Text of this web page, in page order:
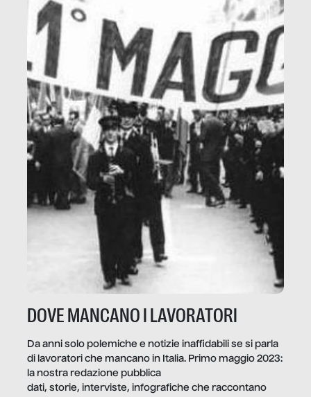
DOVE MANCANO I LAVORATORI
Da anni solo polemiche e notizie inaffidabili se si parla
di lavoratori che mancano in Italia. Primo maggio 2023:
la nostra redazione pubblica
dati, storie, interviste, infografiche che raccontano